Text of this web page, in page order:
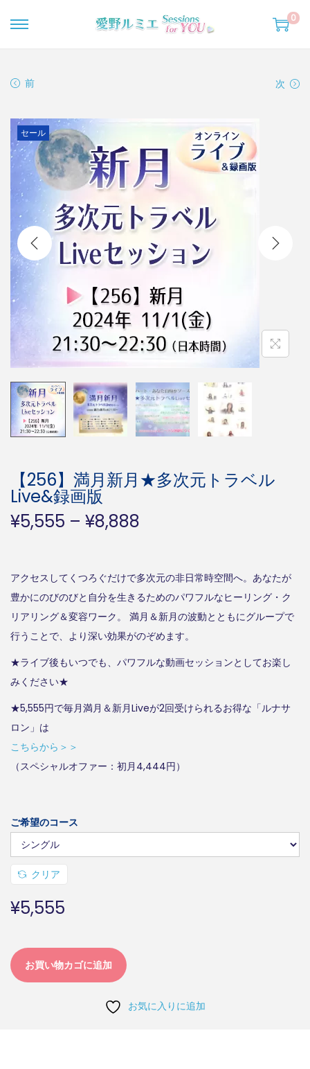
ナ
ン
へ
移
動
コ
移
動
0
前 次
セール
【256】満月新月★多次元トラベル
Live&録画版
¥5,555 – ¥8,888
:
¥
5
,
5
–
,
8
アクセスしてくつろぐだけで多次元の非日常時空間へ。あなたが
豊かにのびのびと自分を生きるためのパワフルなヒーリング・ク
リアリング＆変容ワーク。 満月＆新月の波動とともにグループで
行うことで、より深い効果がのぞめます。
★ライブ後もいつでも、パワフルな動画セッションとしてお楽し
みください★
★5,555円で毎月満月＆新月Liveが2回受けられるお得な「ルナサ
ロン」は
こちらから＞＞
（スペシャルオファー：初月4,444円）
ご希望のコース
クリア
¥5,555
お買い物カゴに追加
お気に入りに追加